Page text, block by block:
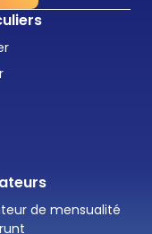
de mensualité